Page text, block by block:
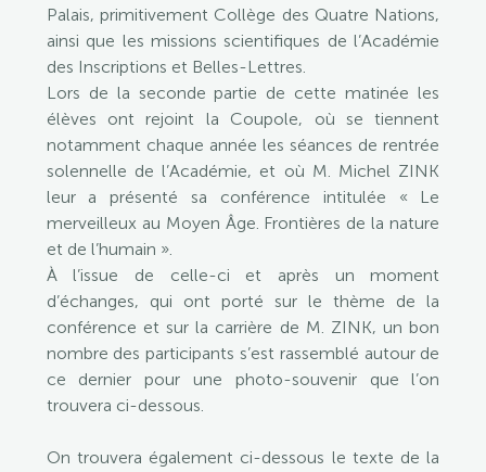
Palais, primitivement Collège des Quatre Nations,
ainsi que les missions scientifiques de l’Académie
des Inscriptions et Belles-Lettres.
Lors de la seconde partie de cette matinée les
élèves ont rejoint la Coupole, où se tiennent
notamment chaque année les séances de rentrée
solennelle de l’Académie, et où M. Michel ZINK
leur a présenté sa conférence intitulée « Le
merveilleux au Moyen Âge. Frontières de la nature
et de l’humain ».
À l’issue de celle-ci et après un moment
d’échanges, qui ont porté sur le thème de la
conférence et sur la carrière de M. ZINK, un bon
nombre des participants s’est rassemblé autour de
ce dernier pour une photo-souvenir que l’on
trouvera ci-dessous.
On trouvera également ci-dessous le texte de la